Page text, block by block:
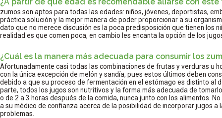
zumos son aptos para todas las edades: niños, jóvenes, deportistas,
práctica solución y la mejor manera de poder proporcionar a su
dato que no merece discusión es la poca predisposición que tienen los
realidad es que comen poca, en cambio les encanta la opción de los
¿Cuál es la manera más adecuada para consumir los
Afortunadamente casi todas las combinaciones de frutas y verduras u
con la única excepción de melón y sandía, pues estos últimos deben
debido a que su proceso de fermentación en el estómago es distinto al
parte, todos los jugos son nutritivos y la forma más adecuada de
o de 2 a 3 horas después de la comida, nunca junto con los alimentos.
a su médico de confianza acerca de la posibilidad de incorporar jugos
problemas.